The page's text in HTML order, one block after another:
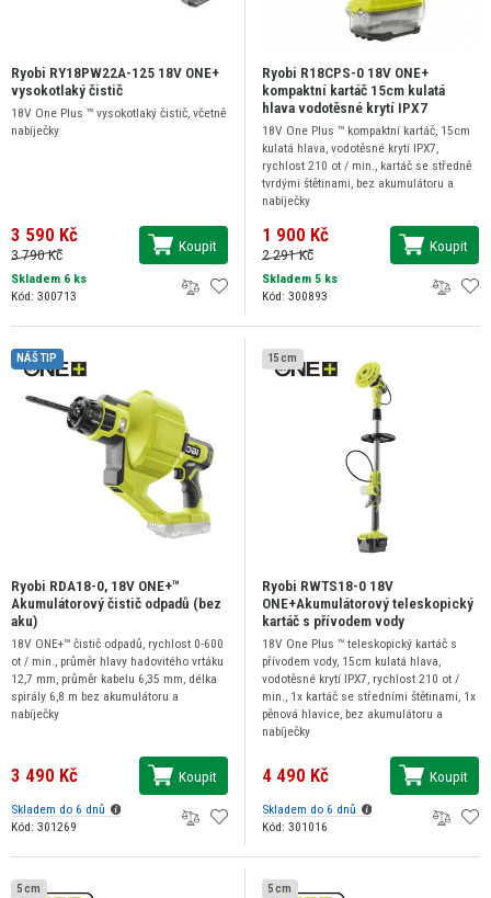
Ryobi RY18PW22A-125 18V ONE+
vysokotlaký čistič
18V One Plus ™ vysokotlaký čistič, včetně
nabíječky
3 590 Kč
3 790 Kč
Koupit
Skladem 6 ks
Kód: 300713
Ryobi R18CPS-0 18V ONE+
kompaktní kartáč 15cm kulatá
hlava vodotěsné krytí IPX7
18V One Plus ™ kompaktní kartáč, 15cm
kulatá hlava, vodotěsné krytí IPX7,
rychlost 210 ot / min., kartáč se středně
tvrdými štětinami, bez akumulátoru a
nabíječky
1 900 Kč
2 291 Kč
Koupit
Skladem 5 ks
Kód: 300893
NÁŠ TIP
Ryobi RDA18-0, 18V ONE+™
Akumulátorový čistič odpadů (bez
aku)
18V ONE+™ čistič odpadů, rychlost 0-600
ot / min., průměr hlavy hadovitého vrtáku
12,7 mm, průměr kabelu 6,35 mm, délka
spirály 6,8 m bez akumulátoru a
nabíječky
3 490 Kč Koupit
Skladem do 6 dnů
Kód: 301269
15 cm
Ryobi RWTS18-0 18V
ONE+Akumulátorový teleskopický
kartáč s přívodem vody
18V One Plus ™ teleskopický kartáč s
přívodem vody, 15cm kulatá hlava,
vodotěsné krytí IPX7, rychlost 210 ot /
min., 1x kartáč se středními štětinami, 1x
pěnová hlavice, bez akumulátoru a
nabíječky
4 490 Kč Koupit
Skladem do 6 dnů
Kód: 301016
5 cm 5 cm